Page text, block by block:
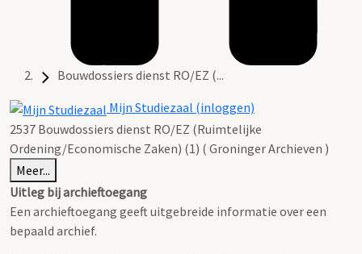
Bouwdossiers dienst RO/EZ (...
Mijn Studiezaal (inloggen)
2537 Bouwdossiers dienst RO/EZ (Ruimtelijke
Ordening/Economische Zaken) (1) ( Groninger Archieven )
Meer...
Uitleg bij archieftoegang
Een archieftoegang geeft uitgebreide informatie over een
bepaald archief.